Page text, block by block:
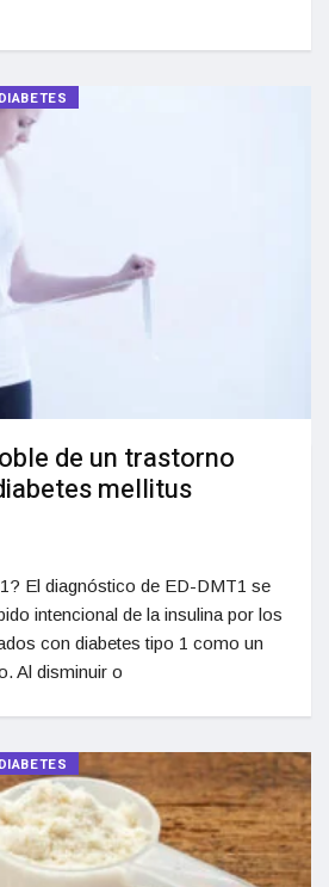
de un trastorno
mellitus
El diagnóstico de ED-DMT1 se
intencional de la insulina por los
con diabetes tipo 1 como un
Al disminuir o